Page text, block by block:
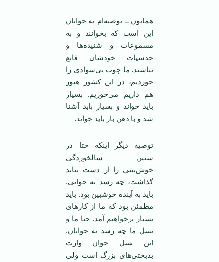
همایون ــ توصیه‌ام به جوانان
این است که بخوانند و به
مسموعات و شنیده‌ها و
حدسیات خودشان قانع
نباشند. ما چوب بی‌سوادی را
خوردیم، در این کشور هنوز
هم داریم می‌خوریم. بسیار
باید خواند و بسیار باید آشنا
شد و با ذهن باز باید خواند.
توصیه دیگر اینکه حتا در
سنین سالخوردگی
خوش‌بینی را از دست نباید
گذاشت، چه رسد به جوانی.
باید به آینده خوشبین بود. باید
مطمئن بود که ما از کارهای
بسیار برخواهیم آمد. حتا ما و
نسل ما چه رسد به جوانان.
این نسل جوان وارث
بدبختی‌های بزرگ است ولی